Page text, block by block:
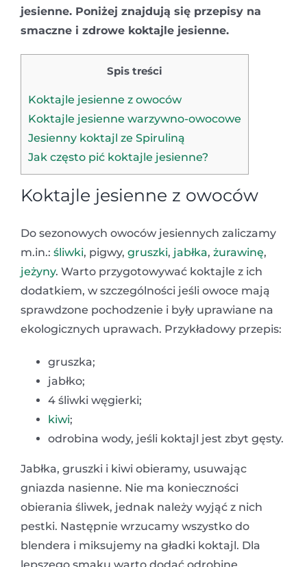
jesienne. Poniżej znajdują się przepisy na
smaczne i zdrowe koktajle jesienne.
Spis treści
Koktajle jesienne z owoców
Koktajle jesienne warzywno-owocowe
Jesienny koktajl ze Spiruliną
Jak często pić koktajle jesienne?
Koktajle jesienne z owoców
Do sezonowych owoców jesiennych zaliczamy
m.in.: śliwki, pigwy, gruszki, jabłka, żurawinę,
jeżyny. Warto przygotowywać koktajle z ich
dodatkiem, w szczególności jeśli owoce mają
sprawdzone pochodzenie i były uprawiane na
ekologicznych uprawach. Przykładowy przepis:
gruszka;
jabłko;
4 śliwki węgierki;
kiwi;
odrobina wody, jeśli koktajl jest zbyt gęsty.
Jabłka, gruszki i kiwi obieramy, usuwając
gniazda nasienne. Nie ma konieczności
obierania śliwek, jednak należy wyjąć z nich
pestki. Następnie wrzucamy wszystko do
blendera i miksujemy na gładki koktajl. Dla